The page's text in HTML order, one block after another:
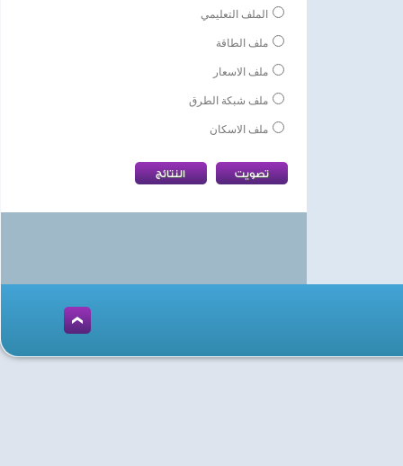
الملف التعليمي
ملف الطاقة
ملف الاسعار
ملف شبكة الطرق
ملف الاسكان